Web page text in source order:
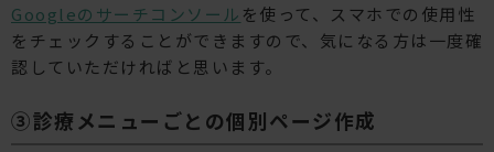
Googleのサーチコンソール を使って、スマホでの使用性
をチェックすることができますので、気になる方は一度確
認していただければと思います。
③診療メニューごとの個別ページ作成